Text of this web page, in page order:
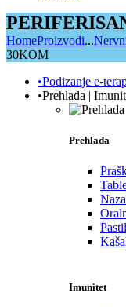
HomeProizvodi...
30KOM
•Podizanje e-
•Prehlada |
Prehlada
Imunitet